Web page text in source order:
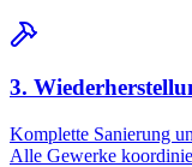
3.
Komplette Sanierung
Alle Gewerke